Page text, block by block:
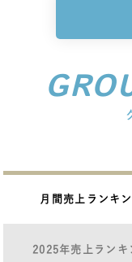
月間売上ランキ
2025年売上ランキ